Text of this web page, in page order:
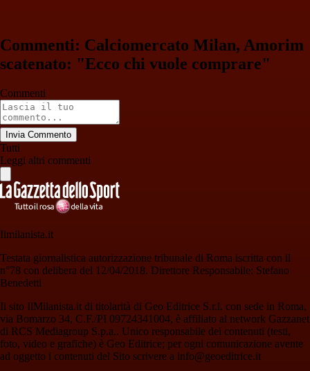
Commenti: Calciomercato Milan, Amorim
scatenato: "Ecco chi vuole comprare"
Commenti
Invia Commento
Tutti
Leggi altri commenti
Ilmilanista.it
Testata giornalistica autorizzazione tribunale di Roma iscritta con il
n°78 con delibera del 12/04/2018. Direttore Responsabile: Stefano
Benedetti
Il sito IlMilanista.it di titolarità di Geo Editrice S.r.l. con sede in Roma,
via Bomarzo 34, C.F./PI 09724341004, è affiliato al network Gazzanet
di RCS Mediagroup S.p.a.. Unico responsabile dei contenuti (testi,
foto, video e grafiche) è Geo Editrice; per ogni comunicazione avente
ad oggetto i contenuti del Sito scrivere a info@geoeditrice.it